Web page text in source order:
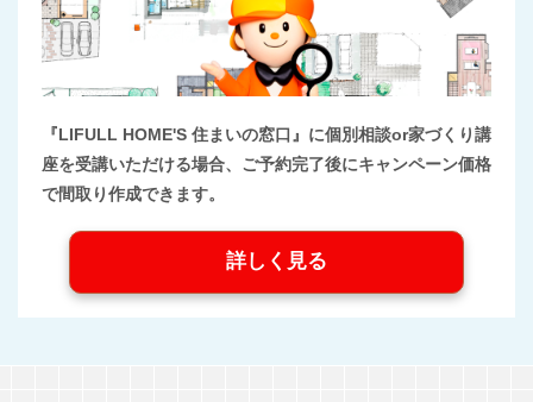
『LIFULL HOME'S 住まいの窓口』に個別相談or家づくり講
座を受講いただける場合、ご予約完了後にキャンペーン価格
で間取り作成できます。
詳しく見る